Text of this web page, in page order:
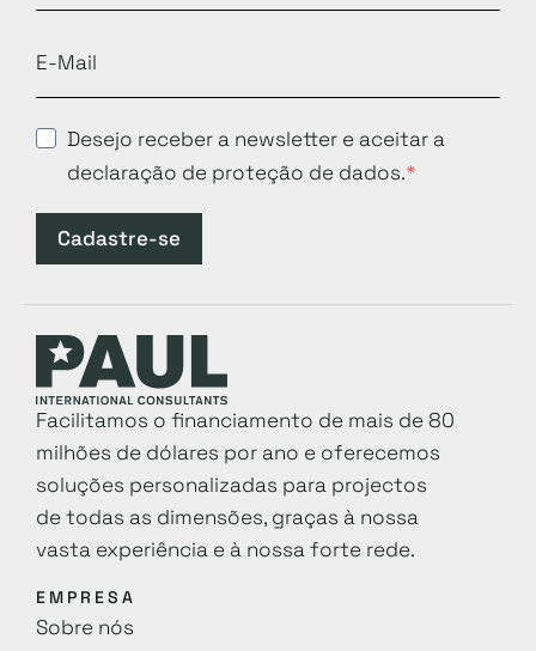
Desejo receber a newsletter e aceitar a
declaração de proteção de dados.
Cadastre-se
Facilitamos o financiamento de mais de 80
milhões de dólares por ano e oferecemos
soluções personalizadas para projectos
de todas as dimensões, graças à nossa
vasta experiência e à nossa forte rede.
EMPRESA
Sobre nós